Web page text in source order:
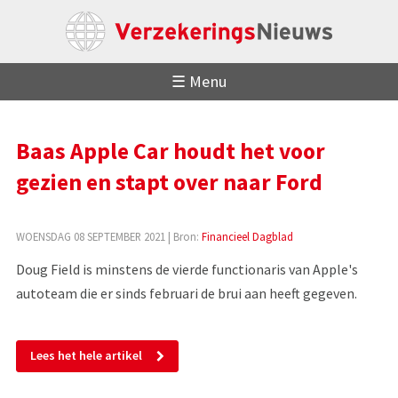
☰ Menu
Baas Apple Car houdt het voor
gezien en stapt over naar Ford
WOENSDAG 08 SEPTEMBER 2021 | Bron: Financieel Dagblad
Doug Field is minstens de vierde functionaris van Apple's
autoteam die er sinds februari de brui aan heeft gegeven.
Lees het hele artikel